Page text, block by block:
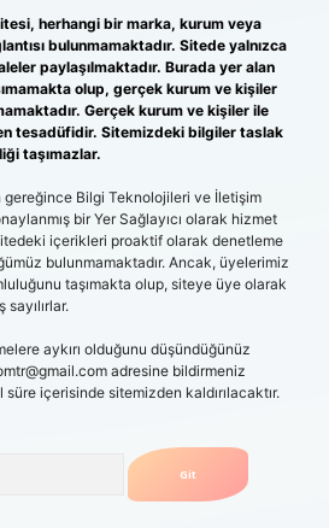
herhangi bir marka, kurum veya
bulunmamaktadır. Sitede yalnızca
paylaşılmaktadır. Burada yer alan
olup, gerçek kurum ve kişiler
Gerçek kurum ve kişiler ile
tesadüfidir. Sitemizdeki bilgiler taslak
taşımazlar.
gereğince Bilgi Teknolojileri ve İletişim
bir Yer Sağlayıcı olarak hizmet
içerikleri proaktif olarak denetleme
bulunmamaktadır. Ancak, üyelerimiz
taşımakta olup, siteye üye olarak
aykırı olduğunu düşündüğünüz
adresine bildirmeniz
içerisinde sitemizden kaldırılacaktır.